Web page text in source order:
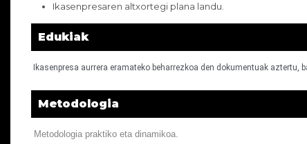
Ikasenpresaren altxortegi plana landu.
Edukiak
Ikasenpresa aurrera eramateko beharrezkoa den dokumentuak
Metodologia
Metodologia praktiko eta dinamikoa.